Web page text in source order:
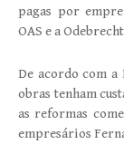
pagas por
OAS e a
De acordo com a
obras tenham
as reformas
empresários